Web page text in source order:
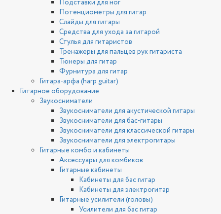
Подставки для ног
Потенциометры для гитар
Слайды для гитары
Средства для ухода за гитарой
Стулья для гитаристов
Тренажеры для пальцев рук гитариста
Тюнеры для гитар
Фурнитура для гитар
Гитара-арфа (harp guitar)
Гитарное оборудование
Звукосниматели
Звукосниматели для акустической гитары
Звукосниматели для бас-гитары
Звукосниматели для классической гитары
Звукосниматели для электрогитары
Гитарные комбо и кабинеты
Аксессуары для комбиков
Гитарные кабинеты
Кабинеты для бас гитар
Кабинеты для электрогитар
Гитарные усилители (головы)
Усилители для бас гитар